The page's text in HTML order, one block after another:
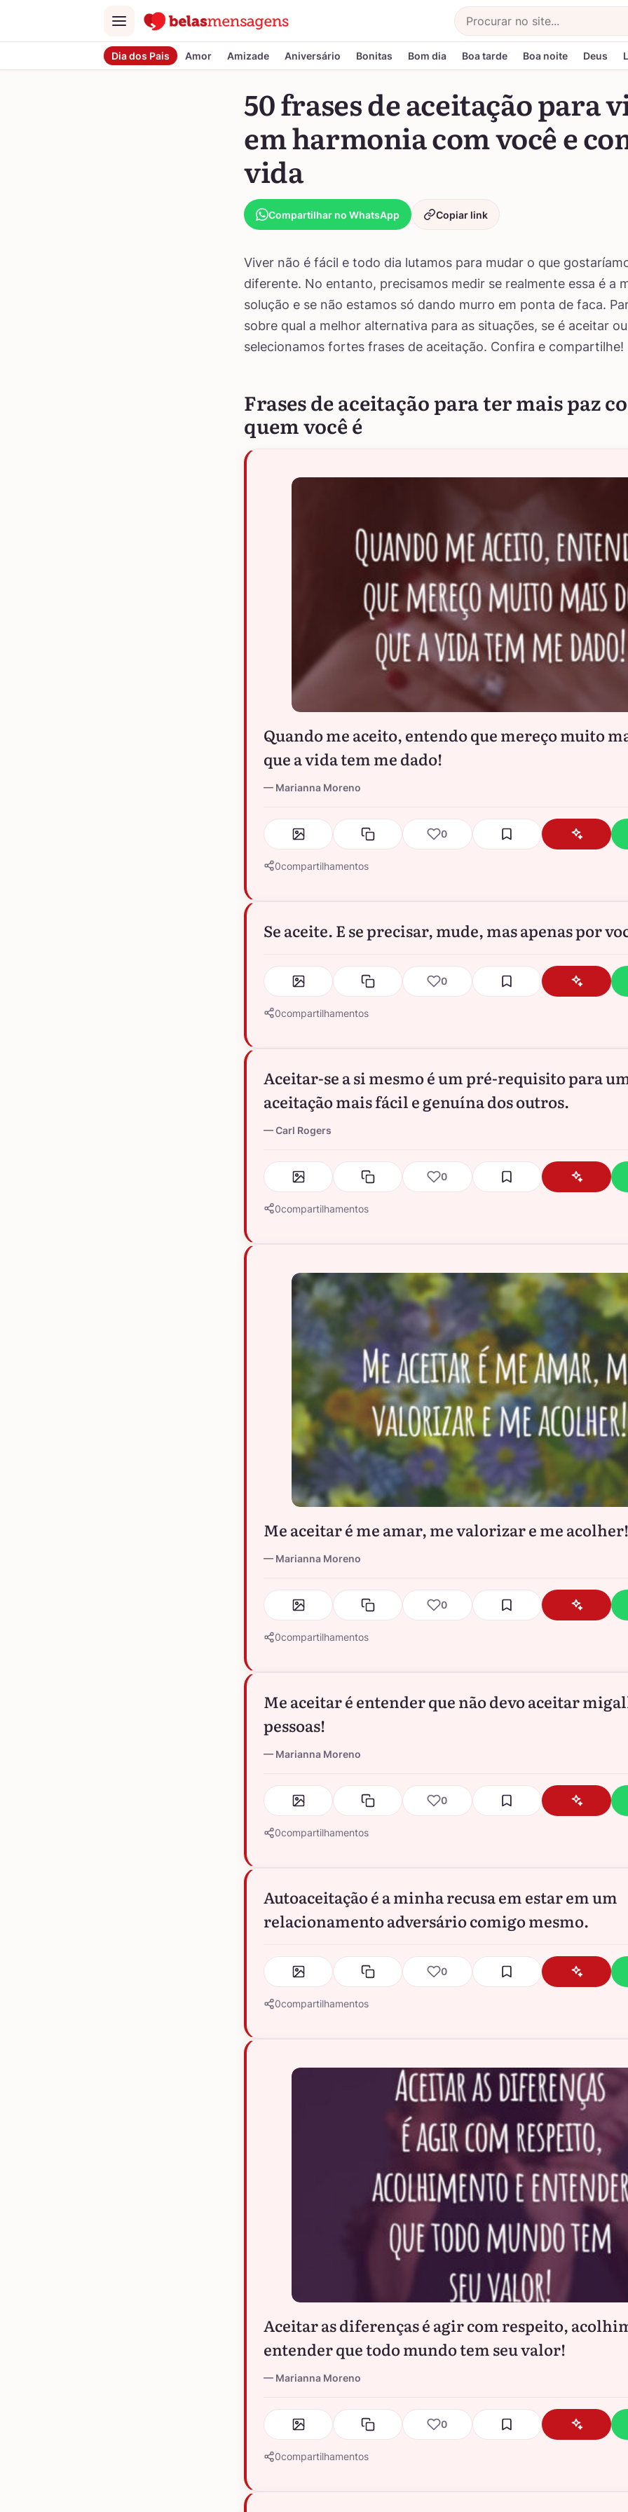
Menu
Buscar
Dia dos Pais Amor Amizade Aniversário Bonitas Bom dia Boa tarde Boa noite Deus
50 frases de aceitação para
em harmonia com você e
vida
Compartilhar no WhatsApp Copiar link
Viver não é fácil e todo dia lutamos para mudar o que
diferente. No entanto, precisamos medir se realmente essa é a
solução e se não estamos só dando murro em ponta de faca.
sobre qual a melhor alternativa para as situações, se é aceitar
selecionamos fortes frases de aceitação. Confira e compartilhe!
Frases de aceitação para ter mais paz
quem você é
Quando me aceito, entendo que mereço muito
que a vida tem me dado!
Marianna Moreno
0
0compartilhamentos
Se aceite. E se precisar, mude, mas apenas por
0
0compartilhamentos
Aceitar-se a si mesmo é um pré-requisito para
aceitação mais fácil e genuína dos outros.
Carl Rogers
0
0compartilhamentos
Me aceitar é me amar, me valorizar e me acolher!
Marianna Moreno
0
0compartilhamentos
Me aceitar é entender que não devo aceitar
pessoas!
Marianna Moreno
0
0compartilhamentos
Autoaceitação é a minha recusa em estar em um
relacionamento adversário comigo mesmo.
0
0compartilhamentos
Aceitar as diferenças é agir com respeito,
entender que todo mundo tem seu valor!
Marianna Moreno
0
0compartilhamentos